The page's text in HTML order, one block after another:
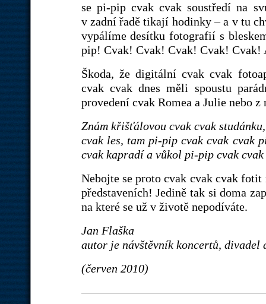
se pi-pip cvak cvak soustředí na
v zadní řadě tikají hodinky – a v tu
vypálíme desítku fotografií s
pip! Cvak! Cvak! Cvak! Cvak!
Škoda, že digitální cvak cvak
cvak cvak dnes měli spoustu
provedení cvak Romea a Julie nebo
Znám křišťálovou cvak cvak
cvak les, tam pi-pip cvak cvak cvak
cvak kapradí a vůkol pi-pip cvak
Nebojte se proto cvak cvak cvak
představeních! Jedině tak si doma
na které se už v životě nepodíváte.
Jan Flaška
autor je návštěvník koncertů, divadel
(červen 2010)